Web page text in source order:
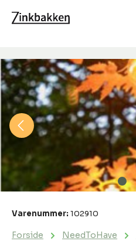
Spring over billedgalleri
Forside NeedToHave
Varenummer: 102910